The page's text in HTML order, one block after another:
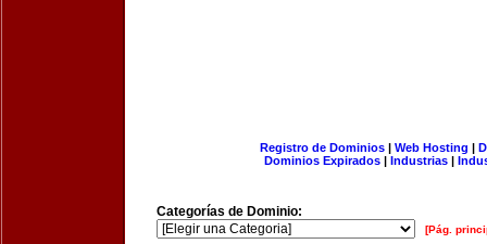
Registro de Dominios| Web Hosting |
Dominios Expirados | Industrias |
Categorías de Dominio:
[Pág.